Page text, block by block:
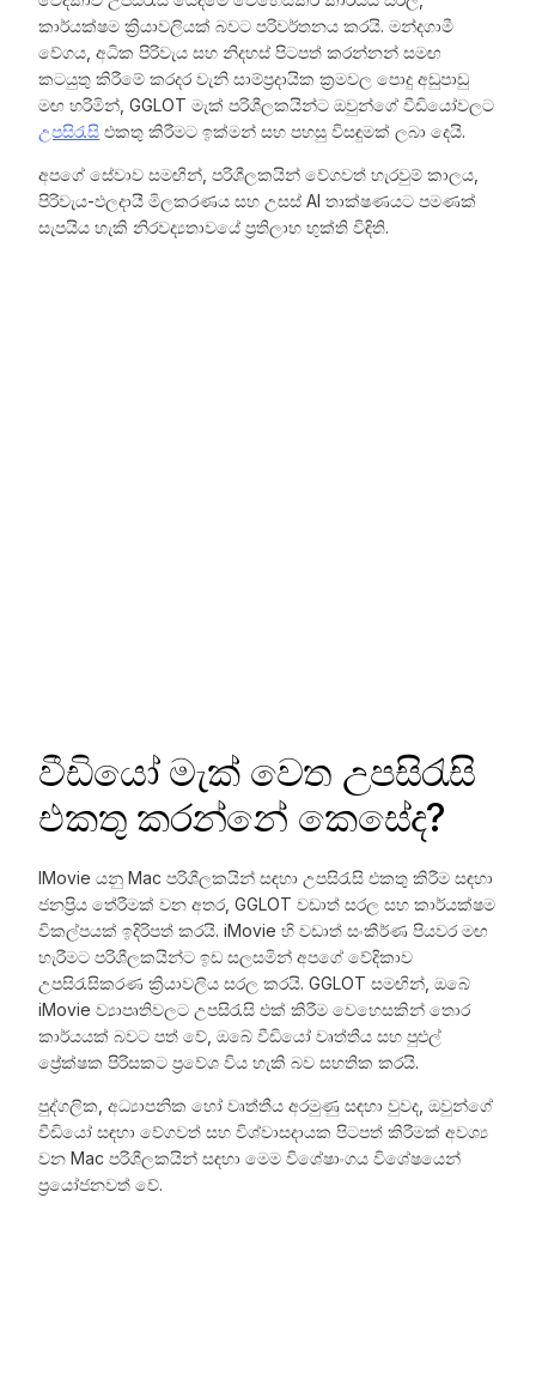
කාර්යක්ෂම ක්‍රියාවලියක් බවට පරිවර්තනය කරයි. මන්දගාමී
වේගය, අධික පිරිවැය සහ නිදහස් පිටපත් කරන්නන් සමඟ
කටයුතු කිරීමේ කරදර වැනි සාම්ප්‍රදායික ක්‍රමවල පොදු අඩුපාඩු
මඟ හරිමින්, GGLOT මැක් පරිශීලකයින්ට ඔවුන්ගේ වීඩියෝවලට
උපසිරැසි එකතු කිරීමට ඉක්මන් සහ පහසු විසඳුමක් ලබා දෙයි.
අපගේ සේවාව සමඟින්, පරිශීලකයින් වේගවත් හැරවුම් කාලය,
පිරිවැය-ඵලදායී මිලකරණය සහ උසස් AI තාක්ෂණයට පමණක්
සැපයිය හැකි නිරවද්‍යතාවයේ ප්‍රතිලාභ භුක්ති විඳිති.
වීඩියෝ මැක් වෙත උපසිරැසි
එකතු කරන්නේ කෙසේද?
IMovie යනු Mac පරිශීලකයින් සඳහා උපසිරැසි එකතු කිරීම සඳහා
ජනප්‍රිය තේරීමක් වන අතර, GGLOT වඩාත් සරල සහ කාර්යක්ෂම
විකල්පයක් ඉදිරිපත් කරයි. iMovie හි වඩාත් සංකීර්ණ පියවර මඟ
හැරීමට පරිශීලකයින්ට ඉඩ සලසමින් අපගේ වේදිකාව
උපසිරැසිකරණ ක්‍රියාවලිය සරල කරයි. GGLOT සමඟින්, ඔබේ
iMovie ව්‍යාපෘතිවලට උපසිරැසි එක් කිරීම වෙහෙසකින් තොර
කාර්යයක් බවට පත් වේ, ඔබේ වීඩියෝ වෘත්තීය සහ පුළුල්
ප්‍රේක්ෂක පිරිසකට ප්‍රවේශ විය හැකි බව සහතික කරයි.
පුද්ගලික, අධ්‍යාපනික හෝ වෘත්තීය අරමුණු සඳහා වුවද, ඔවුන්ගේ
වීඩියෝ සඳහා වේගවත් සහ විශ්වාසදායක පිටපත් කිරීමක් අවශ්‍ය
වන Mac පරිශීලකයින් සඳහා මෙම විශේෂාංගය විශේෂයෙන්
ප්‍රයෝජනවත් වේ.